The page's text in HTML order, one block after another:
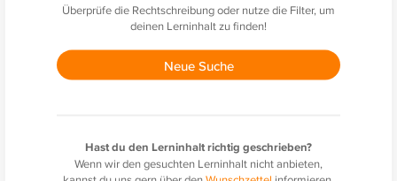
Überprüfe die Rechtschreibung oder nutze die Filter, um
deinen Lerninhalt zu finden!
Neue Suche
Hast du den Lerninhalt richtig geschrieben?
Wenn wir den gesuchten Lerninhalt nicht anbieten,